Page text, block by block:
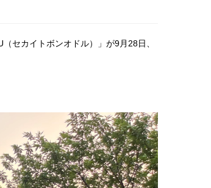
セカイトボンオドル）」が9月28日、